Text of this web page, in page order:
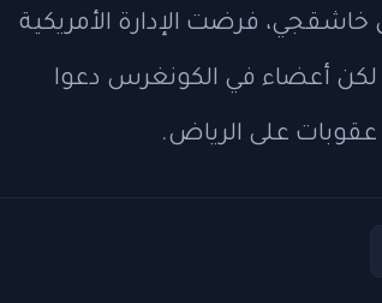
فرضت الإدارة الأمريكية
لكن أعضاء في الكونغرس دعوا
على الرياض.